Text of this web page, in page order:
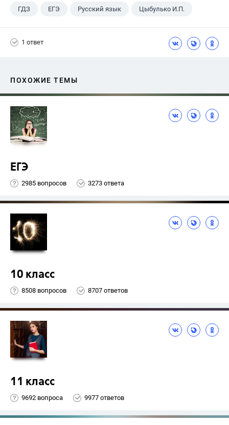
ГДЗ ЕГЭ Русский язык Цыбулько И.П.
1 ответ
ПОХОЖИЕ ТЕМЫ
ЕГЭ
2985 вопросов 3273 ответа
10 класс
8508 вопросов 8707 ответов
11 класс
9692 вопроса 9977 ответов